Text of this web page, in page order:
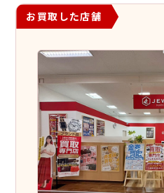
お買取した店舗